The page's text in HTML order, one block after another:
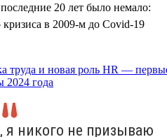
20 лет было немало:
в 2009-м до Covid-19
я никого не призываю